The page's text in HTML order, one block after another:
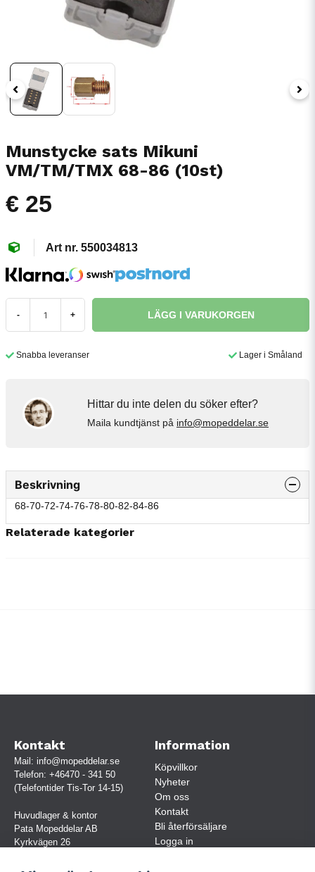
Munstycke sats Mikuni
VM/TM/TMX 68-86 (10st)
€ 25
550034813
- + LÄGG I VARUKORGEN
Snabba leveranser Lager i Småland
Hittar du inte delen du söker efter?
Maila kundtjänst på info@mopeddelar.se
Beskrivning
68-70-72-74-76-78-80-82-84-86
Relaterade kategorier
Kontakt
Mail: info@mopeddelar.se
Telefon: +46470 - 341 50
(Telefontider Tis-Tor 14-15)
Huvudlager & kontor
Pata Mopeddelar AB
Kyrkvägen 26
(OBS. Endast förbokade besök)
Information
Köpvillkor
Nyheter
Om oss
Kontakt
Bli återförsäljare
Logga in